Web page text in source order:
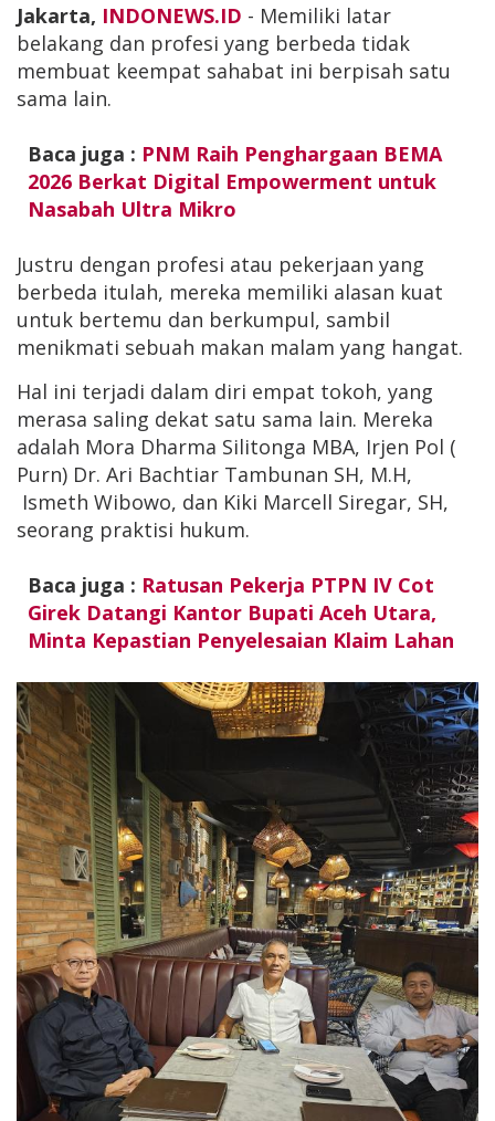
Jakarta, INDONEWS.ID - Memiliki latar
belakang dan profesi yang berbeda tidak
membuat keempat sahabat ini berpisah satu
sama lain.
Baca juga : PNM Raih Penghargaan BEMA
2026 Berkat Digital Empowerment untuk
Nasabah Ultra Mikro
Justru dengan profesi atau pekerjaan yang
berbeda itulah, mereka memiliki alasan kuat
untuk bertemu dan berkumpul, sambil
menikmati sebuah makan malam yang hangat.
Hal ini terjadi dalam diri empat tokoh, yang
merasa saling dekat satu sama lain. Mereka
adalah Mora Dharma Silitonga MBA, Irjen Pol (
Purn) Dr. Ari Bachtiar Tambunan SH, M.H,
Ismeth Wibowo, dan Kiki Marcell Siregar, SH,
seorang praktisi hukum.
Baca juga : Ratusan Pekerja PTPN IV Cot
Girek Datangi Kantor Bupati Aceh Utara,
Minta Kepastian Penyelesaian Klaim Lahan